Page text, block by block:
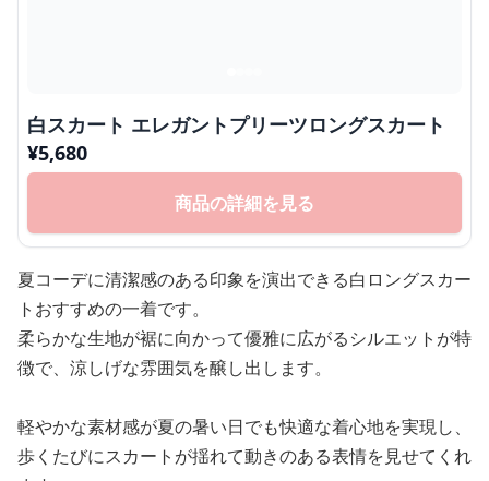
白スカート エレガントプリーツロングスカート
¥5,680
商品の詳細を見る
夏コーデに清潔感のある印象を演出できる白ロングスカー
トおすすめの一着です。
柔らかな生地が裾に向かって優雅に広がるシルエットが特
徴で、涼しげな雰囲気を醸し出します。
軽やかな素材感が夏の暑い日でも快適な着心地を実現し、
歩くたびにスカートが揺れて動きのある表情を見せてくれ